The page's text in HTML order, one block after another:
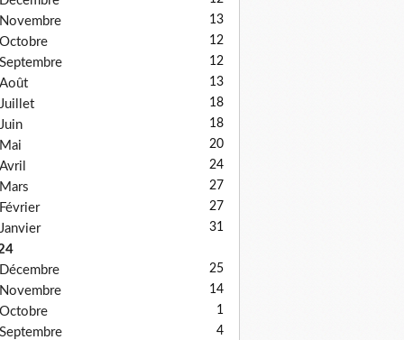
Novembre 13
Octobre 12
Septembre 12
Août 13
Juillet 18
Juin 18
Mai 20
Avril 24
Mars 27
Février 27
Janvier 31
Décembre
25
Novembre 14
Octobre 1
Septembre 4